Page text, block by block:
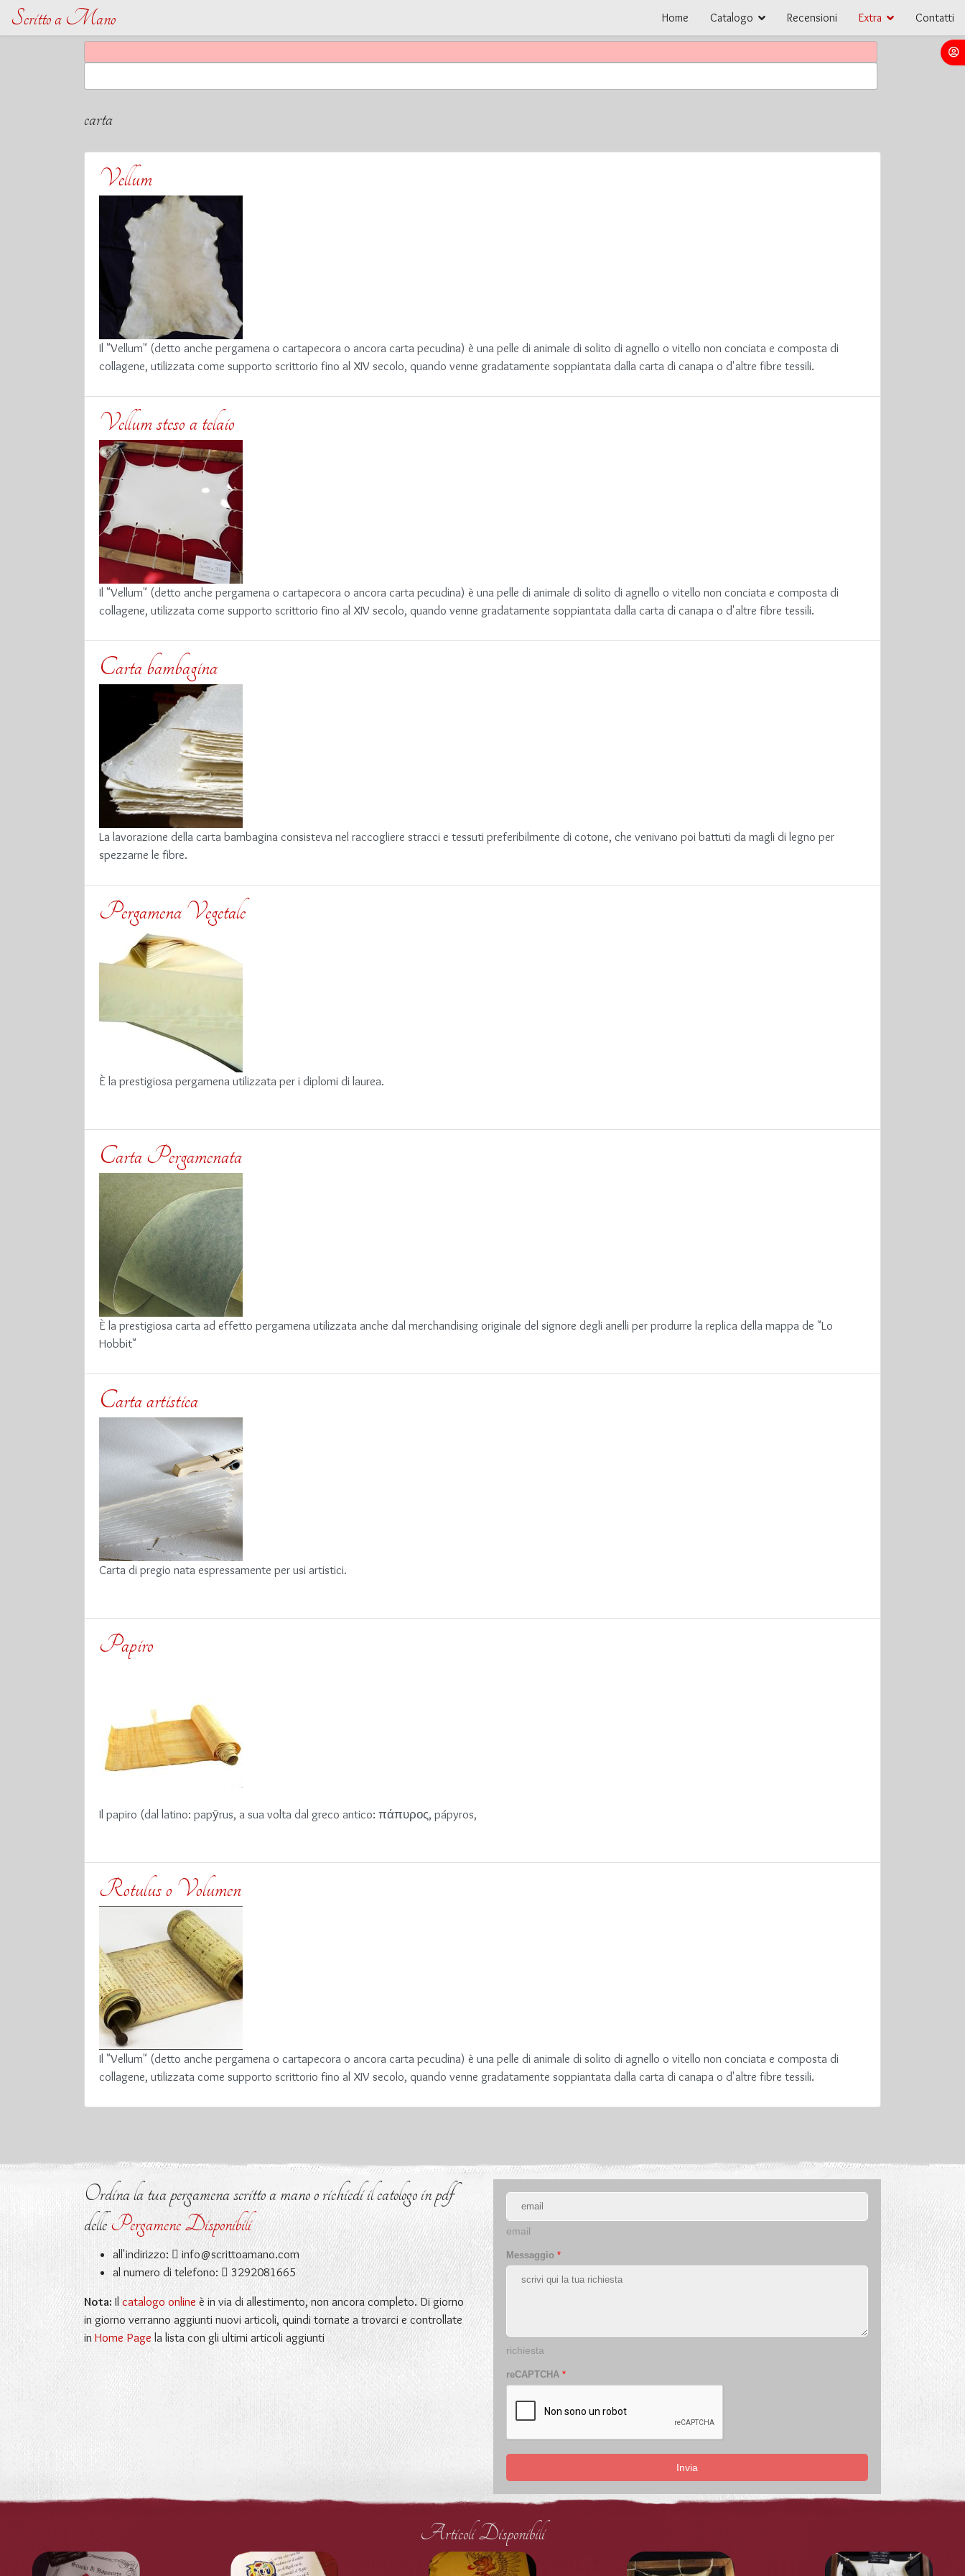
Scritto a Mano Home Catalogo Recensioni Extra Contatti
carta
Vellum
Il "Vellum" (detto anche pergamena o cartapecora o ancora carta pecudina) è una pelle di animale di solito di agnello o vitello non conciata e composta di
collagene, utilizzata come supporto scrittorio fino al XIV secolo, quando venne gradatamente soppiantata dalla carta di canapa o d'altre fibre tessili.
Vellum steso a telaio
Il "Vellum" (detto anche pergamena o cartapecora o ancora carta pecudina) è una pelle di animale di solito di agnello o vitello non conciata e composta di
collagene, utilizzata come supporto scrittorio fino al XIV secolo, quando venne gradatamente soppiantata dalla carta di canapa o d'altre fibre tessili.
Carta bambagina
La lavorazione della carta bambagina consisteva nel raccogliere stracci e tessuti preferibilmente di cotone, che venivano poi battuti da magli di legno per
spezzarne le fibre.
Pergamena Vegetale
È la prestigiosa pergamena utilizzata per i diplomi di laurea.
Carta Pergamenata
È la prestigiosa carta ad effetto pergamena utilizzata anche dal merchandising originale del signore degli anelli per produrre la replica della mappa de "Lo
Hobbit"
Carta artistica
Carta di pregio nata espressamente per usi artistici.
Papiro
Il papiro (dal latino: papȳrus, a sua volta dal greco antico: πάπυρος, pápyros,
Rotulus o Volumen
Il "Vellum" (detto anche pergamena o cartapecora o ancora carta pecudina) è una pelle di animale di solito di agnello o vitello non conciata e composta di
collagene, utilizzata come supporto scrittorio fino al XIV secolo, quando venne gradatamente soppiantata dalla carta di canapa o d'altre fibre tessili.
Ordina la tua pergamena scritto a mano o richiedi il catologo in pdf
dellePergamene Disponibili
all'indirizzo:
info@scrittoamano.com
al numero di telefono:
3292081665
Nota: Il catalogo online è in via di allestimento, non ancora completo. Di giorno
in giorno verranno aggiunti nuovi articoli, quindi tornate a trovarci e controllate
in Home Page la lista con gli ultimi articoli aggiunti
email
Messaggio *
richiesta
reCAPTCHA *
Invia
Articoli Disponibili